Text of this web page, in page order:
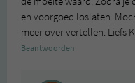
en voorgoed loslaten.
meer over vertellen. Liefs
Beantwoorden